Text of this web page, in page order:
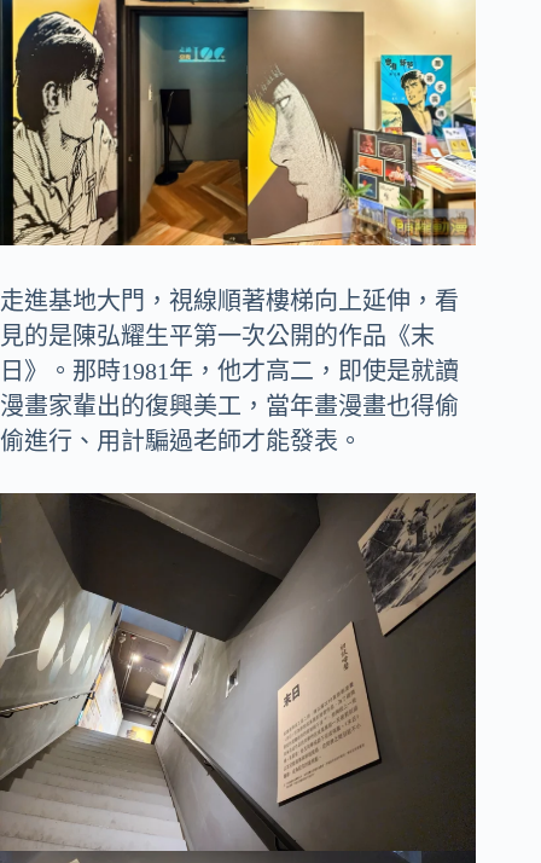
走進基地大門，視線順著樓梯向上延伸，看
見的是陳弘耀生平第一次公開的作品《末
日》。那時1981年，他才高二，即使是就讀
漫畫家輩出的復興美工，當年畫漫畫也得偷
偷進行、用計騙過老師才能發表。